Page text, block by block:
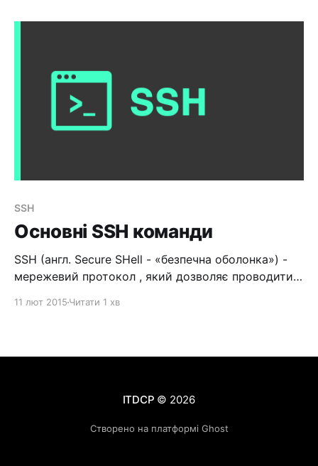
Натискаємо кнопку Додати WEB домен: У полі
SSH
Основні SSH команди
SSH (англ. Secure SHell - «безпечна оболонка») -
мережевий протокол , який дозволяє проводити
11 лют 2015 Читати 1 хв
ITDCP © 2026
Створено на платформі Ghost